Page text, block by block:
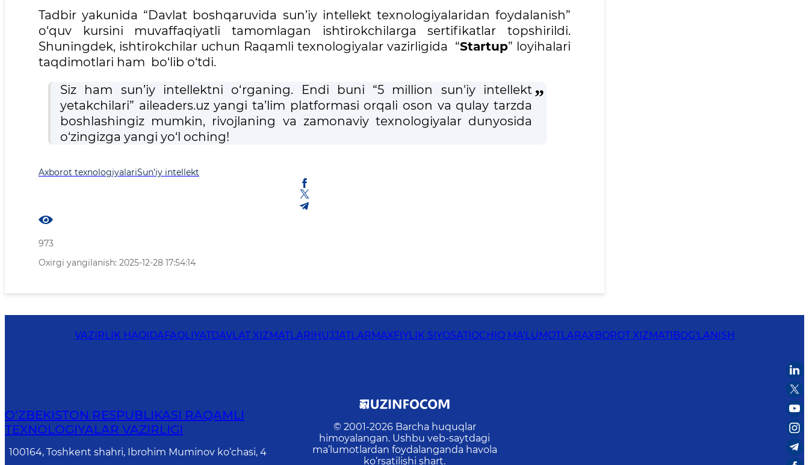
Tadbir yakunida “Davlat boshqaruvida sun’iy intellekt texnologiyalaridan foydalanish”
o‘quv kursini muvaffaqiyatli tamomlagan ishtirokchilarga sertifikatlar topshirildi.
Shuningdek, ishtirokchilar uchun Raqamli texnologiyalar vazirligida “Startup” loyihalari
taqdimotlari ham bo‘lib o‘tdi.
Siz ham sun’iy intellektni o‘rganing. Endi buni “5 million sun'iy intellekt
yetakchilari” aileaders.uz yangi ta’lim platformasi orqali oson va qulay tarzda
boshlashingiz mumkin, rivojlaning va zamonaviy texnologiyalar dunyosida
o‘zingizga yangi yo‘l oching!
Axborot texnologiyalariSun’iy intellekt
973
Oxirgi yangilanish: 2025-12-28 17:54:14
VAZIRLIK HAQIDAFAOLIYATDAVLAT XIZMATLARIHUJJATLARMAXFIYLIK SIYOSATIOCHIQ MA'LUMOTLARAXBOROT XIZMATIBOG'LANISH
O‘ZBEKISTON RESPUBLIKASI RAQAMLI
TEXNOLOGIYALAR VAZIRLIGI
100164, Toshkent shahri, Ibrohim Muminov ko‘chasi, 4
© 2001-2026 Barcha huquqlar
himoyalangan. Ushbu veb-saytdagi
ma’lumotlardan foydalanganda havola
ko‘rsatilishi shart.